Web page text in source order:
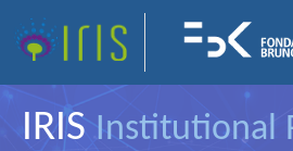
IRISInstitutional